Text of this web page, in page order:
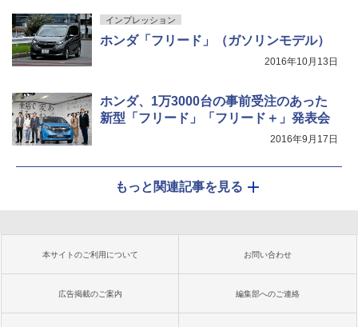
インプレッション
ホンダ「フリード」（ガソリンモデル）
2016年10月13日
ホンダ、1万3000台の事前受注のあった
新型「フリード」「フリード＋」発表会
2016年9月17日
もっと関連記事を見る
本サイトのご利用について お問い合わせ
広告掲載のご案内 編集部へのご連絡